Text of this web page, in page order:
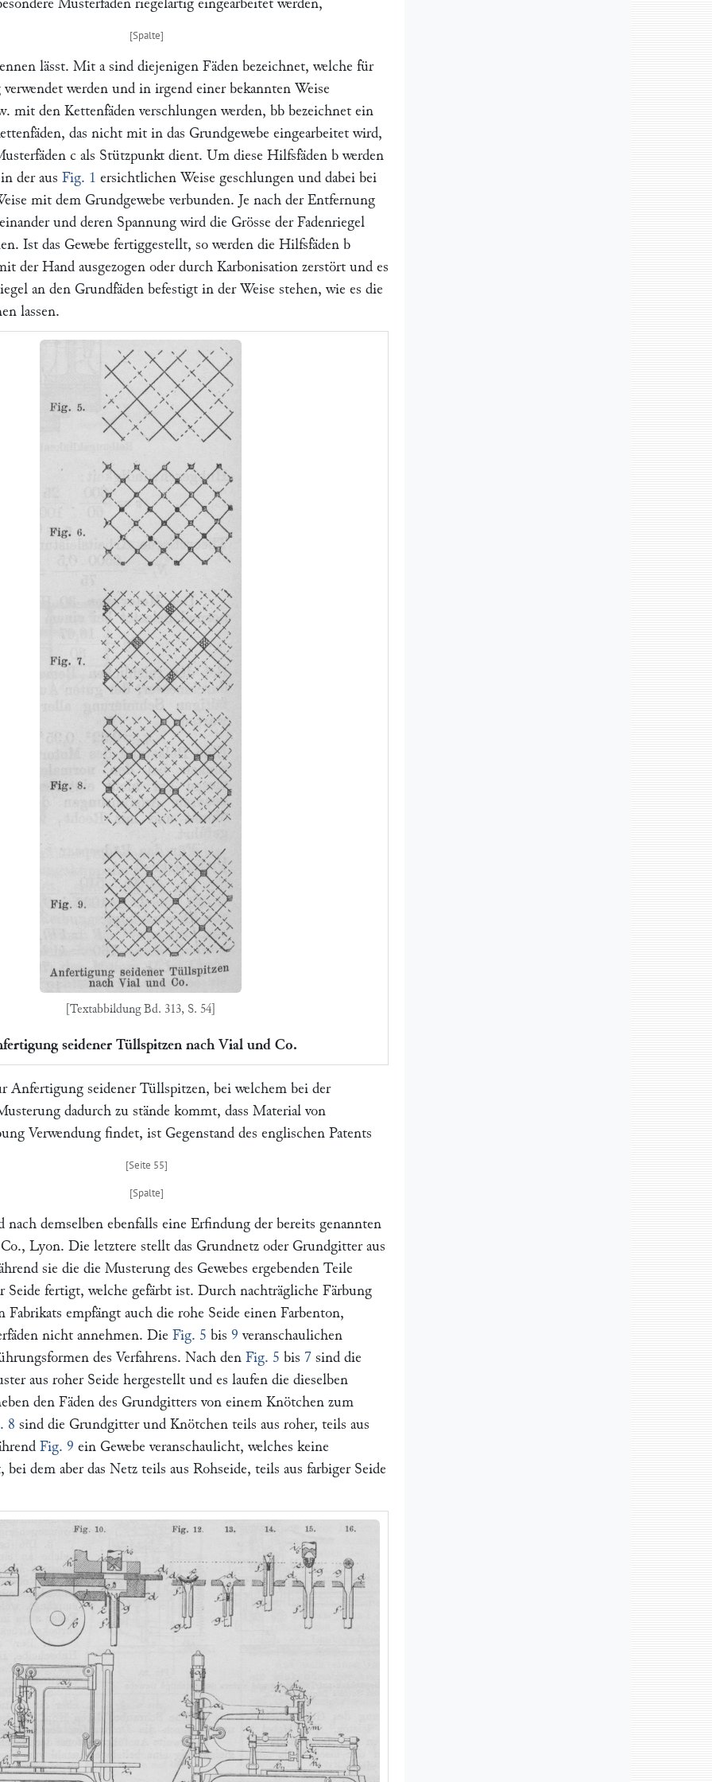
Musterfäden riegelartig eingearbeitet werden,
lässt. Mit asind diejenigen Fäden bezeichnet, welche für
werden und in irgend einer bekannten Weise
mit den Kettenfäden verschlungen werden, bb bezeichnet ein
das nicht mit in das Grundgewebe eingearbeitet wird,
c als Stützpunkt dient. Um diese Hilfsfäden b werden
der aus Fig. 1 ersichtlichen Weise geschlungen und dabei bei
mit dem Grundgewebe verbunden. Je nach der Entfernung
und deren Spannung wird die Grösse der Fadenriegel
Ist das Gewebe fertiggestellt, so werden die Hilfsfäden b
der Hand ausgezogen oder durch Karbonisation zerstört und es
an den Grundfäden befestigt in der Weise stehen, wie es die
lassen.
[Textabbildung Bd. 313, S. 54]
seidener Tüllspitzen nach Vial und Co.
Anfertigung seidener Tüllspitzen, bei welchem bei der
dadurch zu stände kommt, dass Material von
Verwendung findet, ist Gegenstand des englischen Patents
nach demselben ebenfalls eine Erfindung der bereits genannten
Lyon. Die letztere stellt das Grundnetz oder Grundgitter aus
sie die die Musterung des Gewebes ergebenden Teile
Seide fertigt, welche gefärbt ist. Durch nachträgliche Färbung
Fabrikats empfängt auch die rohe Seide einen Farbenton,
nicht annehmen. Die Fig. 5 bis 9 veranschaulichen
des Verfahrens. Nach den Fig. 5 bis 7 sind die
aus roher Seide hergestellt und es laufen die dieselben
den Fäden des Grundgitters von einem Knötchen zum
8 sind die Grundgitter und Knötchen teils aus roher, teils aus
Fig. 9 ein Gewebe veranschaulicht, welches keine
bei dem aber das Netz teils aus Rohseide, teils aus farbiger Seide